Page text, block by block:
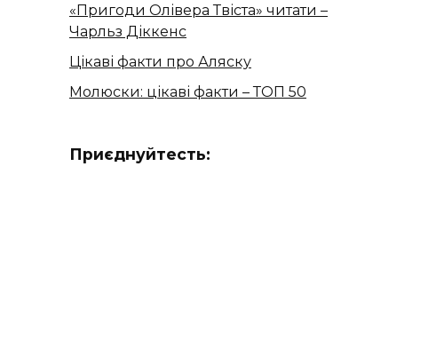
«Пригоди Олівера Твіста» читати –
Чарльз Діккенс
Цікаві факти про Аляску
Молюски: цікаві факти – ТОП 50
Приєднуйтесть: